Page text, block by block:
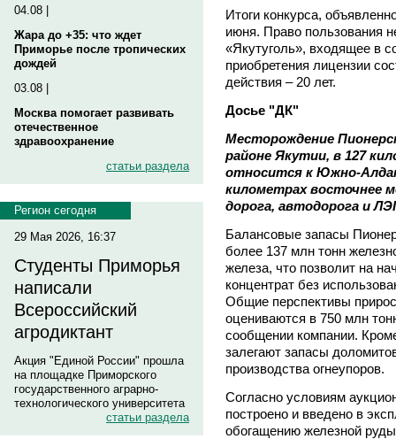
04.08 |
Жара до +35: что ждет
Приморье после тропических
дождей
03.08 |
Москва помогает развивать
отечественное
здравоохранение
статьи раздела
Регион сегодня
29 Мая 2026, 16:37
Студенты Приморья
написали
Всероссийский
агродиктант
Акция "Единой России" прошла
на площадке Приморского
государственного аграрно-
технологического университета
статьи раздела
Итоги конкурса,
июня. Право пользования
«Якутуголь», входящее в
приобретения лицензии
действия – 20 лет.
Досье "ДК"
Месторождение
районе Якутии, в 127
относится к Южно-
километрах восточнее
дорога, автодорога и
Балансовые запасы
более 137 млн тонн
железа, что позволит на
концентрат без
Общие перспективы
оцениваются в 750 млн
сообщении компании.
залегают запасы
производства огнеупоров.
Согласно условиям
построено и введено в
обогащению железной